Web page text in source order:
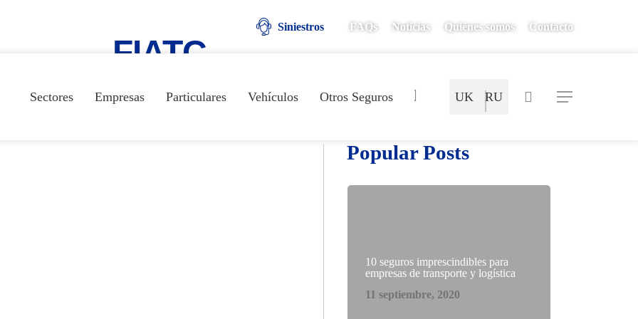
Siniestros FAQs Noticias Quiénes somos Contacto
Sectores Empresas Particulares Vehículos Otros Seguros Mapa del Sitio
UK RU search
Menu
FIATC
Popular Posts
10 seguros imprescindibles para
empresas de transporte y logística
11 septiembre, 2020